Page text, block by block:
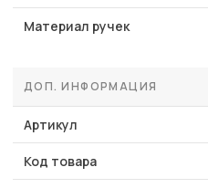
Материал ручек
ДОП. ИНФОРМАЦИЯ
Артикул
Код товара